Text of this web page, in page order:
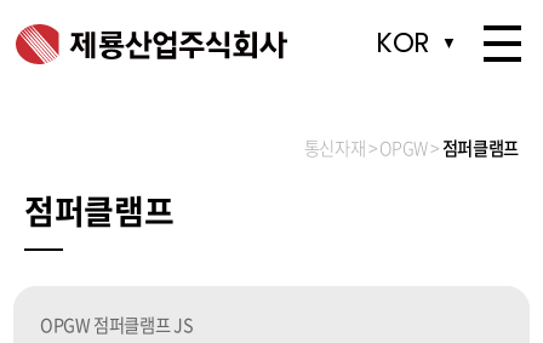
KOR ▼
통신자재 OPGW 점퍼클램프
OPGW 점퍼클램프 JS
점퍼클램프